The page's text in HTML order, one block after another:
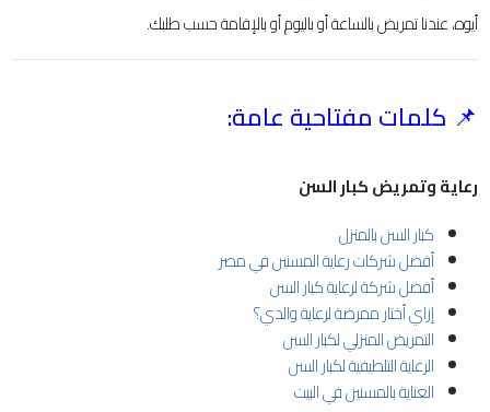
أيوه، عندنا تمريض بالساعة أو باليوم أو بالإقامة حسب طلبك.
📌 كلمات مفتاحية عامة:
رعاية وتمريض كبار السن
كبار السن بالمنزل
أفضل شركات رعاية المسنين في مصر
أفضل شركة لرعاية كبار السن
إزاي أختار ممرضة لرعاية والدي؟
التمريض المنزلي لكبار السن
الرعاية التلطيفية لكبار السن
العناية بالمسنين في البيت